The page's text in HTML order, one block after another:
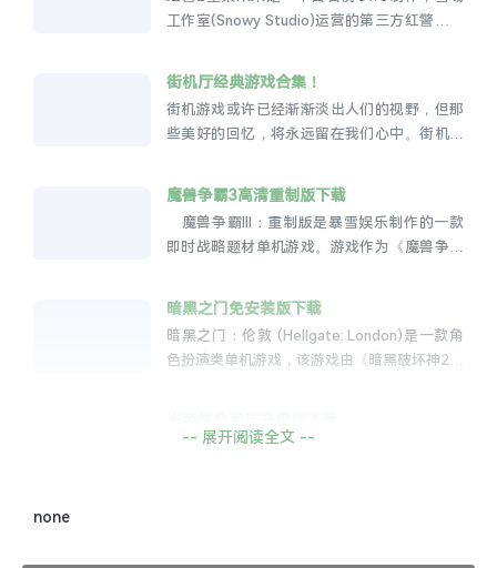
工作室(Snowy Studio)运营的第三方红警客户
街机厅经典游戏合集！
街机游戏或许已经渐渐淡出人们的视野，但那
些美好的回忆，将永远留在我们心中。街机游
魔兽争霸3高清重制版下载
魔兽争霸III：重制版是暴雪娱乐制作的一款
即时战略题材单机游戏。游戏作为《魔兽争霸
暗黑之门免安装版下载
暗黑之门：伦敦 (Hellgate: London)是一款角
色扮演类单机游戏，该游戏由《暗黑破坏神2》
光荣使命 由中国人民解放军南京军区军事游戏
-- 展开阅读全文 --
none